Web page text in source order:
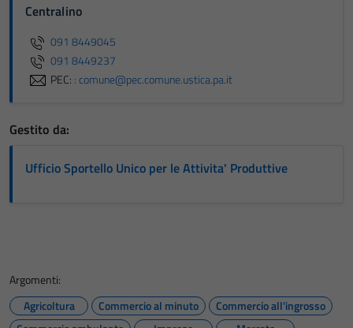
Centralino
091 8449045
091 8449237
PEC: : comune@pec.comune.ustica.pa.it
Gestito da:
Ufficio Sportello Unico per le Attivita' Produttive
Argomenti:
Agricoltura
Commercio al minuto
Commercio all'ingrosso